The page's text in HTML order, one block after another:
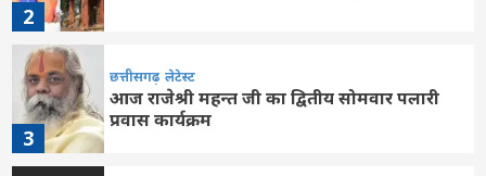
2
3
छत्तीसगढ़ लेटेस्ट
आज राजेश्री महन्त जी का द्वितीय सोमवार पलारी
प्रवास कार्यक्रम